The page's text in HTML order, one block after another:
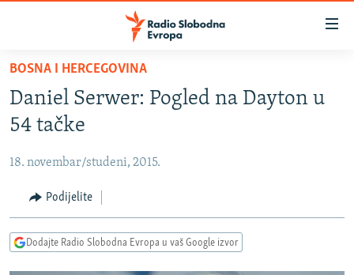
Pređite
glavni
sadržaj
na
navigaciju
Pređite
na
BOSNA I HERCEGOVINA
KOSOVO
CRNA GORA
VIDEO
PODCASTI
BOSNA I HERCEGOVINA
Daniel Serwer: Pogled na Dayton u
54 tačke
18. novembar/studeni, 2015.
Podijelite
Dodajte Radio Slobodna Evropa u vaš Google izvor